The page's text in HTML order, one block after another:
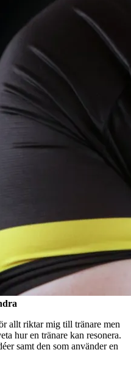
allt riktar mig till tränare men
hur en tränare kan resonera.
samt den som använder en